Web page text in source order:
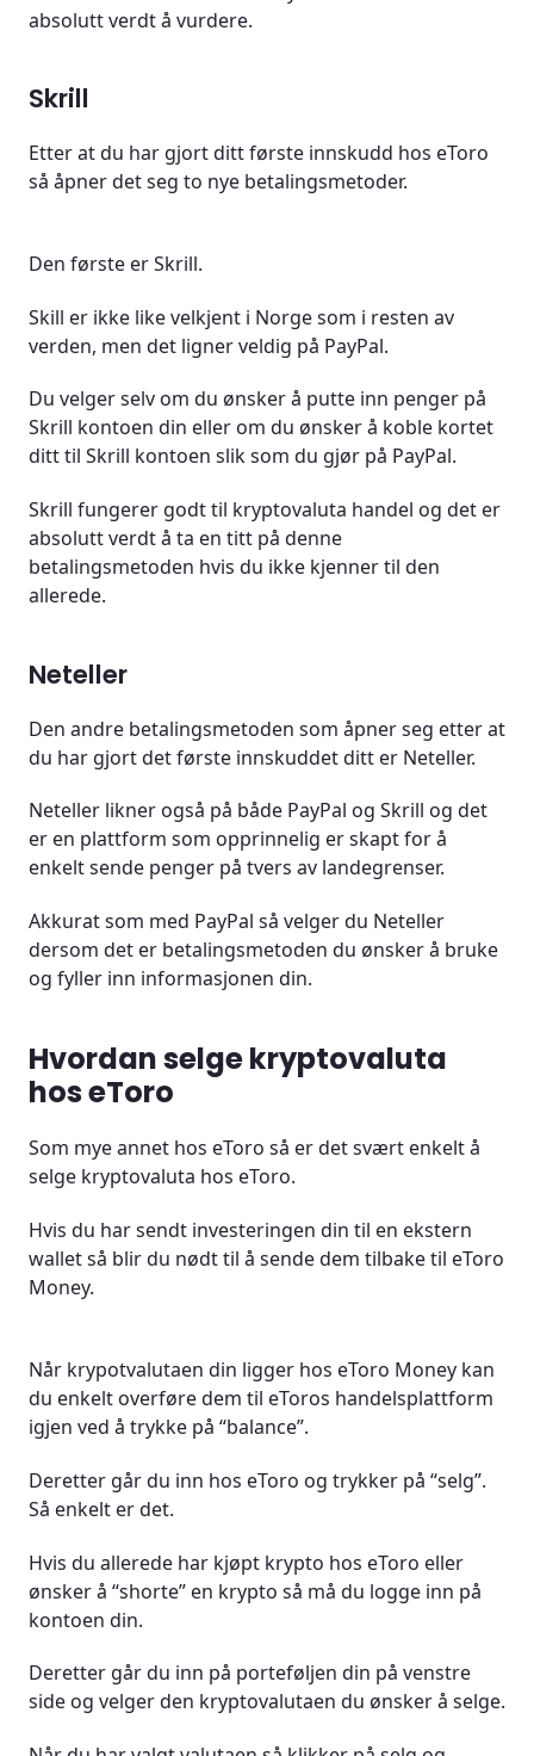
absolutt verdt å vurdere.
Skrill
Etter at du har gjort ditt første innskudd hos eToro
så åpner det seg to nye betalingsmetoder.
Den første er Skrill.
Skill er ikke like velkjent i Norge som i resten av
verden, men det ligner veldig på PayPal.
Du velger selv om du ønsker å putte inn penger på
Skrill kontoen din eller om du ønsker å koble kortet
ditt til Skrill kontoen slik som du gjør på PayPal.
Skrill fungerer godt til kryptovaluta handel og det er
absolutt verdt å ta en titt på denne
betalingsmetoden hvis du ikke kjenner til den
allerede.
Neteller
Den andre betalingsmetoden som åpner seg etter at
du har gjort det første innskuddet ditt er Neteller.
Neteller likner også på både PayPal og Skrill og det
er en plattform som opprinnelig er skapt for å
enkelt sende penger på tvers av landegrenser.
Akkurat som med PayPal så velger du Neteller
dersom det er betalingsmetoden du ønsker å bruke
og fyller inn informasjonen din.
Hvordan selge kryptovaluta
hos eToro
Som mye annet hos eToro så er det svært enkelt å
selge kryptovaluta hos eToro.
Hvis du har sendt investeringen din til en ekstern
wallet så blir du nødt til å sende dem tilbake til eToro
Money.
Når krypotvalutaen din ligger hos eToro Money kan
du enkelt overføre dem til eToros handelsplattform
igjen ved å trykke på “balance”.
Deretter går du inn hos eToro og trykker på “selg”.
Så enkelt er det.
Hvis du allerede har kjøpt krypto hos eToro eller
ønsker å “shorte” en krypto så må du logge inn på
kontoen din.
Deretter går du inn på porteføljen din på venstre
side og velger den kryptovalutaen du ønsker å selge.